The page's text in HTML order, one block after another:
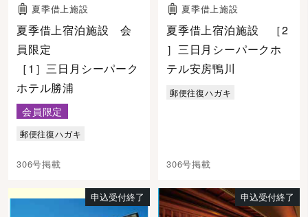
夏季借上施設
夏季借上宿泊施設 会
員限定
［1］三日月シーパーク
ホテル勝浦
会員限定
郵便往復ハガキ
306号掲載
夏季借上施設
夏季借上宿泊施設 ［2
］三日月シーパークホ
テル安房鴨川
郵便往復ハガキ
306号掲載
申込受付終了 申込受付終了